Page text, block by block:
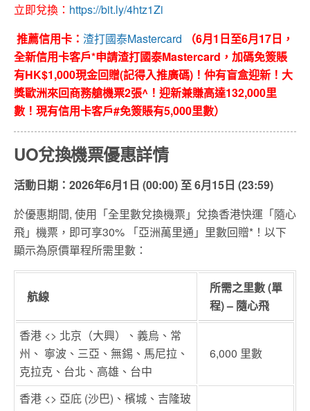
立即兌換： https://bit.ly/4htz1Zi
推薦信用卡： 渣打國泰Mastercard
（6月1日至6月17日，
全新信用卡客戶*申請渣打國泰Mastercard，加碼免簽賬
有HK$1,000現金回贈(記得入推廣碼)！仲有盲盒迎新！大
獎歐洲來回商務艙機票2張^！迎新兼賺高達132,000里
數！現有信用卡客戶#免簽賬有5,000里數）
UO兌換機票優惠詳情
活動日期：2026年6月1日 (00:00) 至 6月15日 (23:59)
於優惠期間, 使用「全里數兌換機票」兌換香港快運「隨心
飛」機票，即可享30% 「亞洲萬里通」里數回贈*！以下
顯示為原價單程所需里數：
航線
所需之里數 (單
程) – 隨心飛
香港 <> 北京（大興）、義烏、常
州、 寧波、三亞、無錫、馬尼拉、
克拉克、台北、高雄、台中
6,000 里數
香港 <> 亞庇 (沙巴)、檳城、吉隆玻